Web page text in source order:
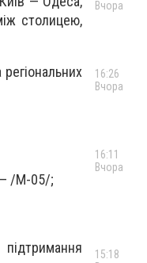
столицею,
— /М-05/;
Вчора
16:26
Вчора
16:11
Вчора
15:18